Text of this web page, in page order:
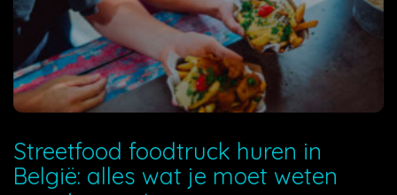
Streetfood foodtruck huren in
België: alles wat je moet weten